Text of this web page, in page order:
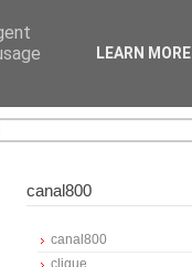
canal800
canal800
clique
LEARN MORE